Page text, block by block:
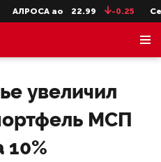
АЛРОСА ао 22.99 -0.25
увеличил
МСП
10%